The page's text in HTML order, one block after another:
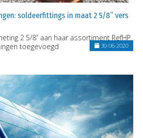
soldeerfittings in maat 2 5/8” vers
2 5/8” aan haar assortiment RefHP
toegevoegd
30-06-2020